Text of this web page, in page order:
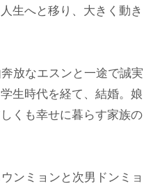
生へと移り、大きく動き
放なエスンと一途で誠実
生時代を経て、結婚。娘
くも幸せに暮らす家族の
ンミョンと次男ドンミョ